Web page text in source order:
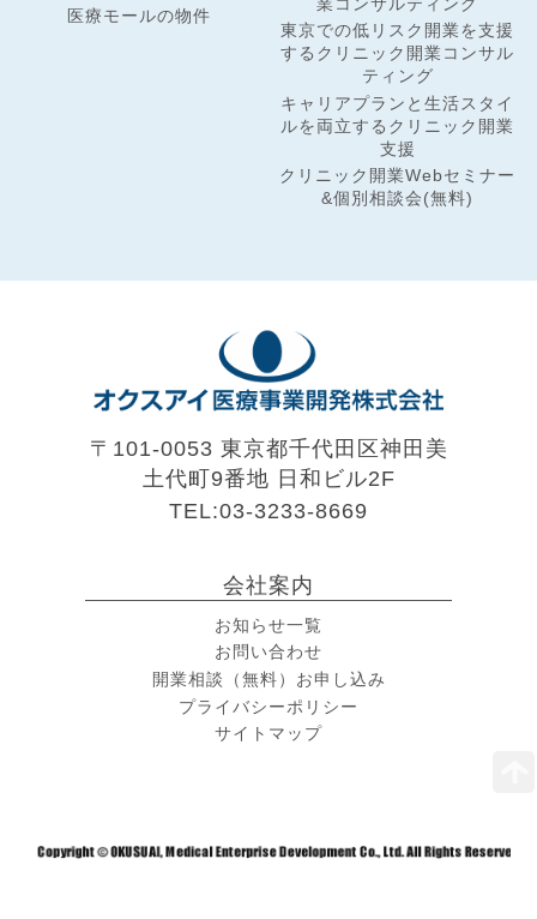
医療モールの物件
東京での低リスク開業を支援
するクリニック開業コンサル
ティング
キャリアプランと生活スタイ
ルを両立するクリニック開業
支援
クリニック開業Webセミナー
&個別相談会(無料)
〒101-0053 東京都千代田区神田美
土代町9番地 日和ビル2F
TEL:03-3233-8669
会社案内
お知らせ一覧
お問い合わせ
開業相談（無料）お申し込み
プライバシーポリシー
サイトマップ